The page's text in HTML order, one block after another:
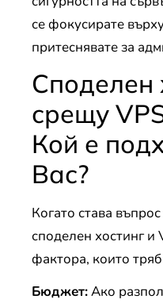
се фокусирате
притеснявате за
Споделен
срещу
Кой е
Вас?
Когато става
споделен хостинг и
фактора, които
Бюджет:Ако